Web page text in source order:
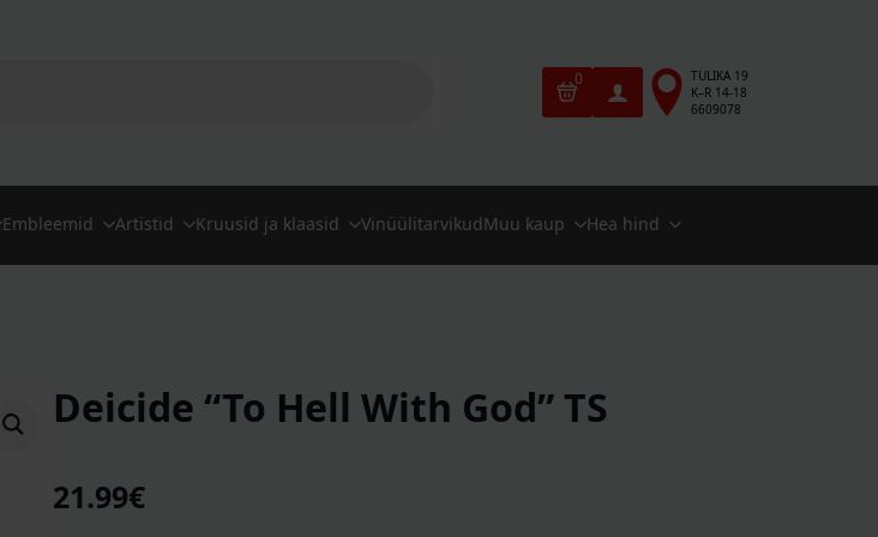
0
TULIKA 19
K–R 14-18
6609078
Embleemid Artistid Kruusid ja klaasid VinüülitarvikudMuu kaup Hea hind
Deicide “To Hell With God” TS
21.99€